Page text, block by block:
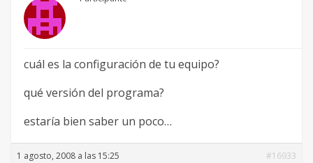
cuál es la configuración de tu equipo?
qué versión del programa?
estaría bien saber un poco…
1 agosto, 2008 a las 15:25
#16933